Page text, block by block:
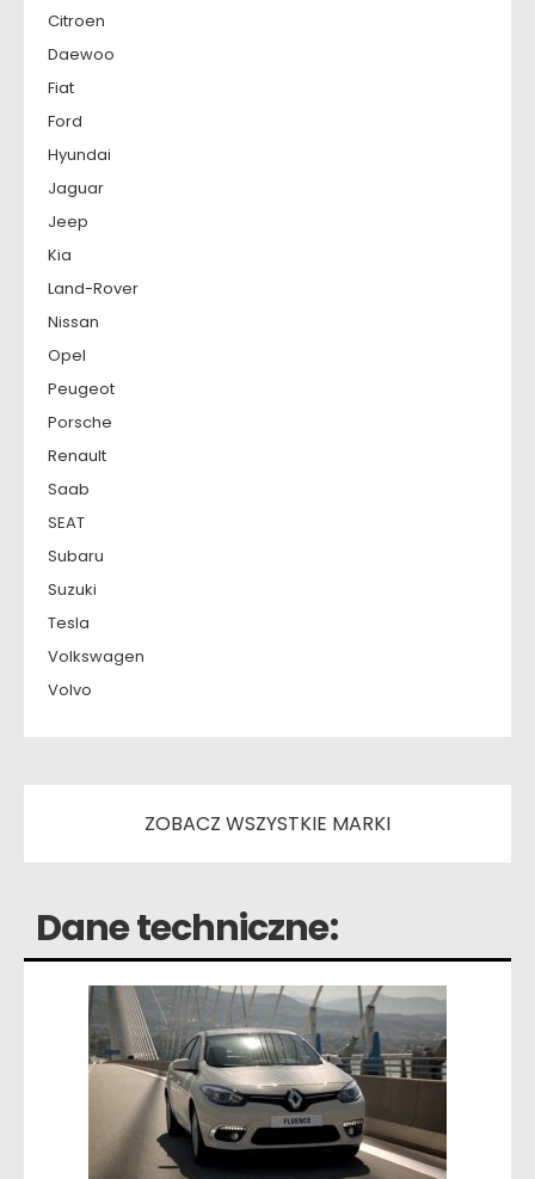
Citroen
Daewoo
Fiat
Ford
Hyundai
Jaguar
Jeep
Kia
Land-Rover
Nissan
Opel
Peugeot
Porsche
Renault
Saab
SEAT
Subaru
Suzuki
Tesla
Volkswagen
Volvo
ZOBACZ WSZYSTKIE MARKI
Dane techniczne: